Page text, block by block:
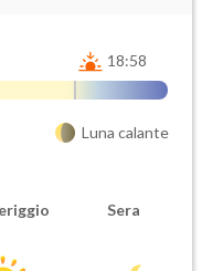
18:58
Luna calante
Sera